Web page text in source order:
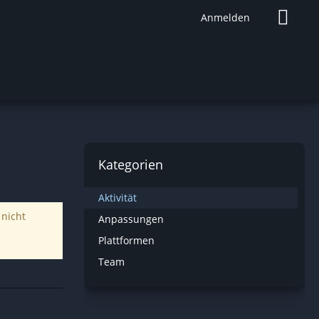
Anmelden
nicht
Kategorien
Aktivität
Anpassungen
Plattformen
Team